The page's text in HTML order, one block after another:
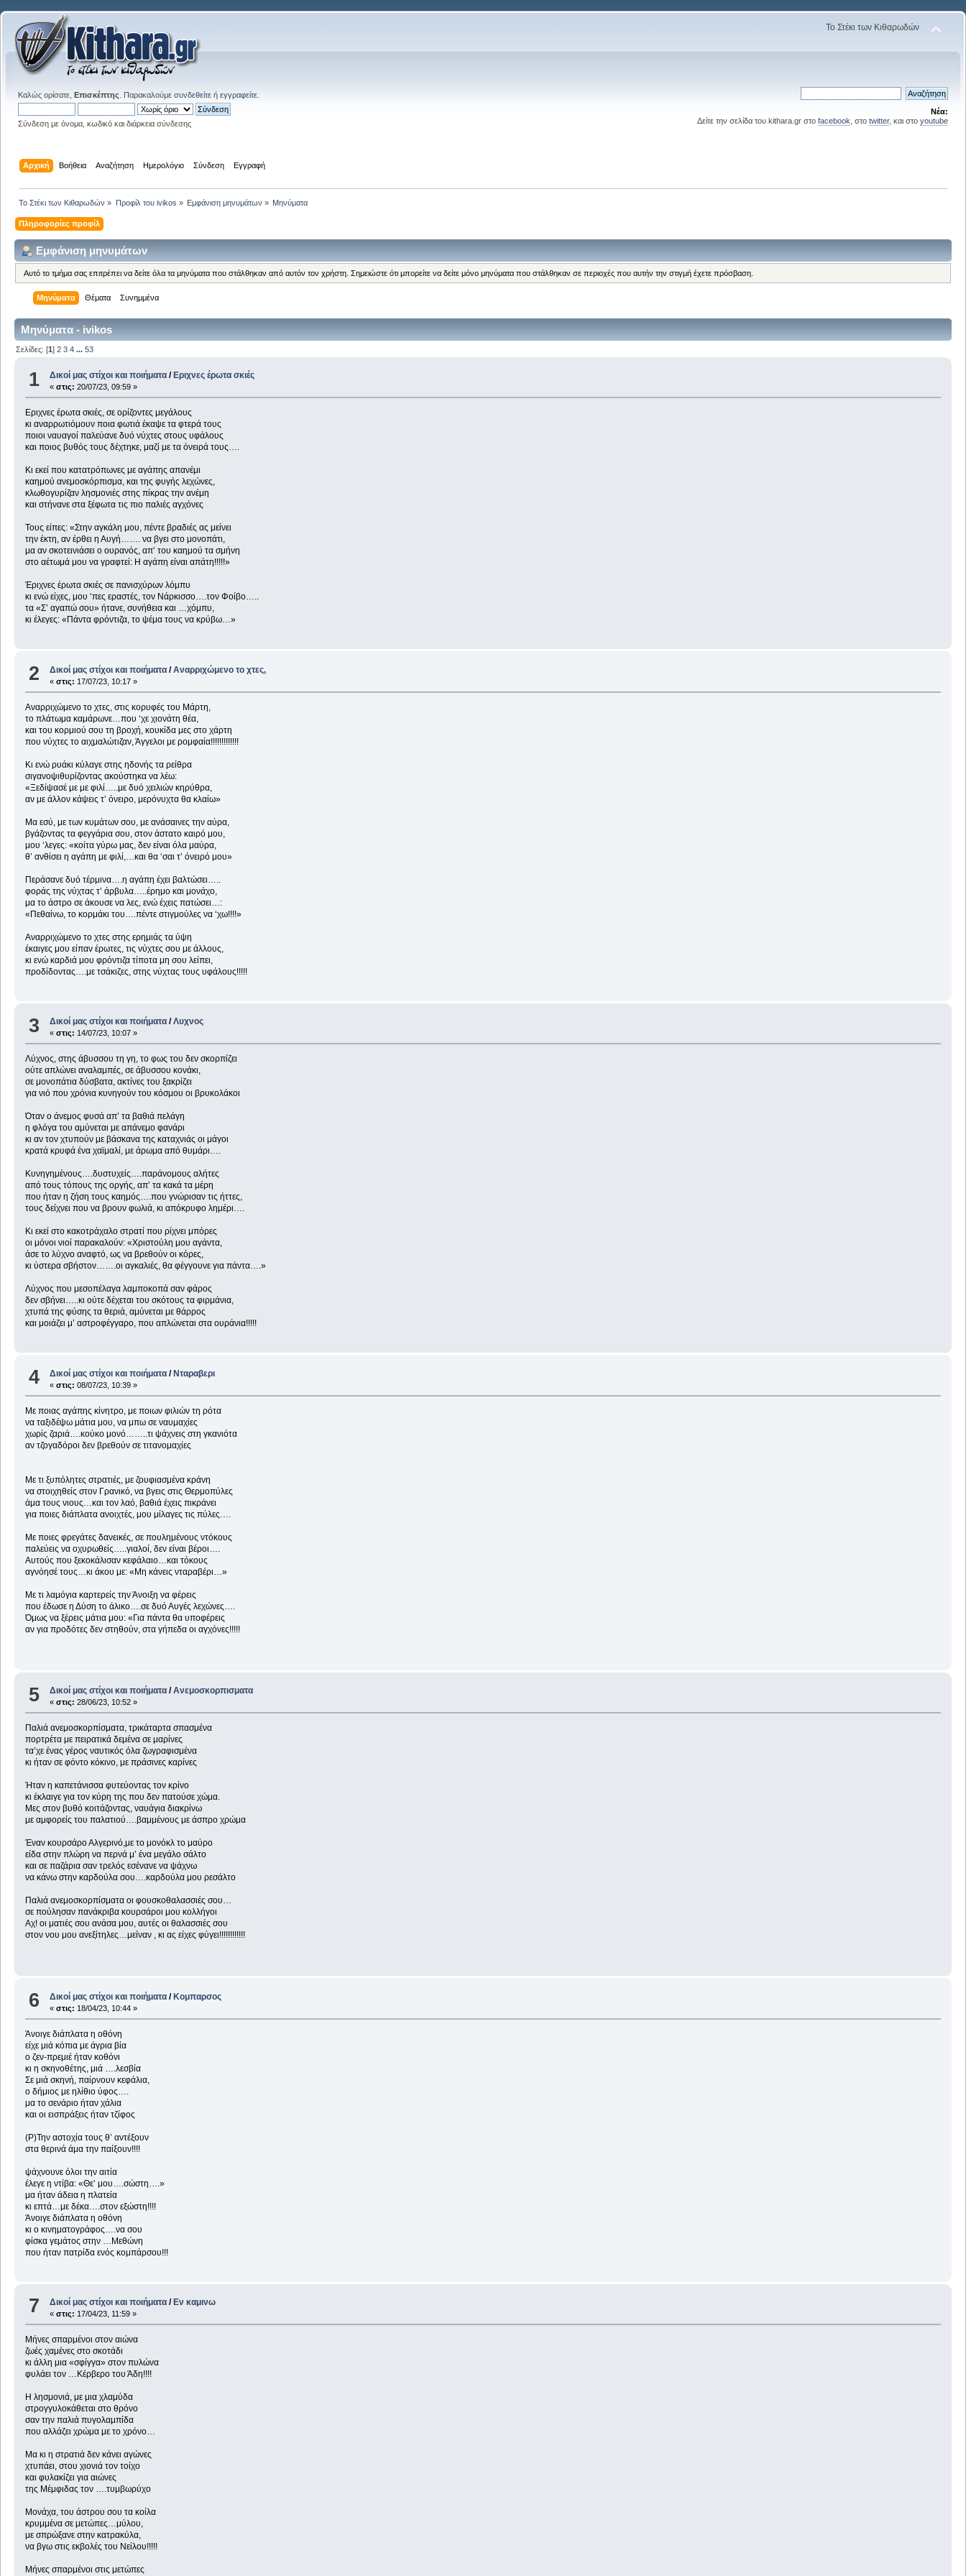
Το Στέκι των Κιθαρωδών
Καλώς ορίσατε, Επισκέπτης . Παρακαλούμε συνδεθείτε ή εγγραφείτε
Σύνδεση με όνομα, κωδικό και διάρκεια σύνδεσης
Νέα:
Δείτε την σελίδα του kithara.gr στο facebook , στο twitter, και στο youtube
Αρχική Βοήθεια Αναζήτηση Ημερολόγιο Σύνδεση Εγγραφή
Το Στέκι των Κιθαρωδών » Προφίλ του ivikos » Εμφάνιση μηνυμάτων » Μηνύματα
Πληροφορίες προφίλ
Εμφάνιση μηνυμάτων
Αυτό το τμήμα σας επιτρέπει να δείτε όλα τα μηνύματα που στάλθηκαν από αυτόν τον χρήστη. Σημειώστε ότι μπορείτε να δείτε μόνο μηνύματα που στάλθηκαν σε περιοχές που αυτήν την στιγμή έχετε πρόσβαση.
Μηνύματα Θέματα Συνημμένα
Μηνύματα - ivikos
Σελίδες: [1]2 3 4 ...53
1 Δικοί μας στίχοι και ποιήματα / Εριχνες έρωτα σκιές
«στις: 20/07/23, 09:59 »
Εριχνες έρωτα σκιές, σε ορίζοντες μεγάλους
κι αναρρωτιόμουν ποια φωτιά έκαψε τα φτερά τους
ποιοι ναυαγοί παλεύανε δυό νύχτες στους υφάλους
και ποιος βυθός τους δέχτηκε, μαζί με τα όνειρά τους….
Κι εκεί που κατατρόπωνες με αγάπης απανέμι
καημού ανεμοσκόρπισμα, και της φυγής λεχώνες,
κλωθογυρίζαν λησμονιές στης πίκρας την ανέμη
και στήνανε στα ξέφωτα τις πιο παλιές αγχόνες
Τους είπες: «Στην αγκάλη μου, πέντε βραδιές ας μείνει
την έκτη, αν έρθει η Αυγή……. να βγει στο μονοπάτι,
μα αν σκοτεινιάσει ο ουρανός, απ’ του καημού τα σμήνη
στο αέτωμά μου να γραφτεί: Η αγάπη είναι απάτη!!!!!»
Έριχνες έρωτα σκιές σε πανισχύρων λόμπυ
κι ενώ είχες, μου ‘πες εραστές, τον Νάρκισσο….τον Φοίβο…..
τα «Σ’ αγαπώ σου» ήτανε, συνήθεια και …χόμπυ,
κι έλεγες: «Πάντα φρόντιζα, το ψέμα τους να κρύβω…»
2 Δικοί μας στίχοι και ποιήματα /Αναρριχώμενο το χτες,
«στις: 17/07/23, 10:17 »
Αναρριχώμενο το χτες, στις κορυφές του Μάρτη,
το πλάτωμα καμάρωνε…που ‘χε χιονάτη θέα,
και του κορμιού σου τη βροχή, κουκίδα μες στο χάρτη
που νύχτες το αιχμαλώτιζαν, Άγγελοι με ρομφαία!!!!!!!!!!!!!
Κι ενώ ρυάκι κύλαγε στης ηδονής τα ρείθρα
σιγανοψιθυρίζοντας ακούστηκα να λέω:
«Ξεδίψασέ με με φιλί…..με δυό χειλιών κηρύθρα,
αν με άλλον κάψεις τ’ όνειρο, μερόνυχτα θα κλαίω»
Μα εσύ, με των κυμάτων σου, με ανάσαινες την αύρα,
βγάζοντας τα φεγγάρια σου, στον άστατο καιρό μου,
μου ‘λεγες: «κοίτα γύρω μας, δεν είναι όλα μαύρα,
θ’ ανθίσει η αγάπη με φιλί,…και θα ‘σαι τ’ όνειρό μου»
Περάσανε δυό τέρμινα….η αγάπη έχει βαλτώσει…..
φοράς της νύχτας τ’ άρβυλα…..έρημο και μονάχο,
μα το άστρο σε άκουσε να λες, ενώ έχεις πατώσει…:
«Πεθαίνω, το κορμάκι του….πέντε στιγμούλες να ‘χω!!!!»
Αναρριχώμενο το χτες στης ερημιάς τα ύψη
έκαιγες μου είπαν έρωτες, τις νύχτες σου με άλλους,
κι ενώ καρδιά μου φρόντιζα τίποτα μη σου λείπει,
προδίδοντας….με τσάκιζες, στης νύχτας τους υφάλους!!!!!
3 Δικοί μας στίχοι και ποιήματα /Λυχνος
«στις: 14/07/23, 10:07 »
Λύχνος, στης άβυσσου τη γη, το φως του δεν σκορπίζει
ούτε απλώνει αναλαμπές, σε άβυσσου κονάκι,
σε μονοπάτια δύσβατα, ακτίνες του ξακρίζει
για νιό που χρόνια κυνηγούν του κόσμου οι βρυκολάκοι
Όταν ο άνεμος φυσά απ’ τα βαθιά πελάγη
η φλόγα του αμύνεται με απάνεμο φανάρι
κι αν τον χτυπούν με βάσκανα της καταχνιάς οι μάγοι
κρατά κρυφά ένα χαϊμαλί, με άρωμα από θυμάρι….
Κυνηγημένους….δυστυχείς….παράνομους αλήτες
από τους τόπους της οργής, απ’ τα κακά τα μέρη
που ήταν η ζήση τους καημός….που γνώρισαν τις ήττες,
τους δείχνει που να βρουν φωλιά, κι απόκρυφο λημέρι….
Κι εκεί στο κακοτράχαλο στρατί που ρίχνει μπόρες
οι μόνοι νιοί παρακαλούν: «Χριστούλη μου αγάντα,
άσε το λύχνο αναφτό, ως να βρεθούν οι κόρες,
κι ύστερα σβήστον…….οι αγκαλιές, θα φέγγουνε για πάντα….»
Λύχνος που μεσοπέλαγα λαμποκοπά σαν φάρος
δεν σβήνει…..κι ούτε δέχεται του σκότους τα φιρμάνια,
χτυπά της φύσης τα θεριά, αμύνεται με θάρρος
και μοιάζει μ’ αστροφέγγαρο, που απλώνεται στα ουράνια!!!!!
4 Δικοί μας στίχοι και ποιήματα /Νταραβερι
«στις: 08/07/23, 10:39 »
Με ποιας αγάπης κίνητρο, με ποιων φιλιών τη ρότα
να ταξιδέψω μάτια μου, να μπω σε ναυμαχίες
χωρίς ζαριά….κούκο μονό……..τι ψάχνεις στη γκανιότα
αν τζογαδόροι δεν βρεθούν σε τιτανομαχίες
Με τι ξυπόλητες στρατιές, με ζουφιασμένα κράνη
να στοιχηθείς στον Γρανικό, να βγεις στις Θερμοπύλες
άμα τους νιους…και τον λαό, βαθιά έχεις πικράνει
για ποιες διάπλατα ανοιχτές, μου μίλαγες τις πύλες….
Με ποιες φρεγάτες δανεικές, σε πουλημένους ντόκους
παλεύεις να οχυρωθείς…..γιαλοί, δεν είναι βέροι….
Αυτούς που ξεκοκάλισαν κεφάλαιο…και τόκους
αγνόησέ τους…κι άκου με: «Μη κάνεις νταραβέρι…»
Με τι λαμόγια καρτερείς την Άνοιξη να φέρεις
που έδωσε η Δύση το άλικο….σε δυό Αυγές λεχώνες….
Όμως να ξέρεις μάτια μου: «Για πάντα θα υποφέρεις
αν για προδότες δεν στηθούν, στα γήπεδα οι αγχόνες!!!!!
5 Δικοί μας στίχοι και ποιήματα /Ανεμοσκορπισματα
«στις: 28/06/23, 10:52 »
Παλιά ανεμοσκορπίσματα, τρικάταρτα σπασμένα
πορτρέτα με πειρατικά δεμένα σε μαρίνες
τα’χε ένας γέρος ναυτικός όλα ζωγραφισμένα
κι ήταν σε φόντο κόκινο, με πράσινες καρίνες
Ήταν η καπετάνισσα φυτεύοντας τον κρίνο
κι έκλαιγε για τον κύρη της που δεν πατούσε χώμα.
Μες στον βυθό κοιτάζοντας, ναυάγια διακρίνω
με αμφορείς του παλατιού….βαμμένους με άσπρο χρώμα
Έναν κουρσάρο Αλγερινό,με το μονόκλ το μαύρο
είδα στην πλώρη να περνά μ’ ένα μεγάλο σάλτο
και σε παζάρια σαν τρελός εσένανε να ψάχνω
να κάνω στην καρδούλα σου….καρδούλα μου ρεσάλτο
Παλιά ανεμοσκορπίσματα οι φουσκοθαλασσιές σου…
σε πούλησαν πανάκριβα κουρσάροι μου κολλήγοι
Αχ! οι ματιές σου ανάσα μου, αυτές οι θαλασσιές σου
στον νου μου ανεξίτηλες…μείναν , κι ας είχες φύγει!!!!!!!!!!!!
6 Δικοί μας στίχοι και ποιήματα /Κομπαρσος
«στις: 18/04/23, 10:44 »
Άνοιγε διάπλατα η οθόνη
είχε μιά κόπια με άγρια βία
ο ζεν-πρεμιέ ήταν κοθόνι
κι η σκηνοθέτης, μιά ….λεσβία
Σε μιά σκηνή, παίρνουν κεφάλια,
ο δήμιος με ηλίθιο ύφος….
μα το σενάριο ήταν χάλια
και οι εισπράξεις ήταν τζίφος
(Ρ)Την αστοχία τους θ’ αντέξουν
στα θερινά άμα την παίξουν!!!!
ψάχνουνε όλοι την αιτία
έλεγε η ντίβα: «Θε’ μου….σώστη….»
μα ήταν άδεια η πλατεία
κι επτά…με δέκα….στον εξώστη!!!!
Άνοιγε διάπλατα η οθόνη
κι ο κινηματογράφος….να σου
φίσκα γεμάτος στην …Μεθώνη
που ήταν πατρίδα ενός κομπάρσου!!!
7 Δικοί μας στίχοι και ποιήματα / Εν καμινω
«στις: 17/04/23, 11:59 »
Μήνες σπαρμένοι στον αιώνα
ζωές χαμένες στο σκοτάδι
κι άλλη μια «σφίγγα» στον πυλώνα
φυλάει τον …Κέρβερο του Άδη!!!!
Η λησμονιά, με μια χλαμύδα
στρογγυλοκάθεται στο θρόνο
σαν την παλιά πυγολαμπίδα
που αλλάζει χρώμα με το χρόνο…
Μα κι η στρατιά δεν κάνει αγώνες
χτυπάει, στου χιονιά τον τοίχο
και φυλακίζει για αιώνες
της Μέμφιδας τον ….τυμβωρύχο
Μονάχα, του άστρου σου τα κοίλα
κρυμμένα σε μετώπες…μύλου,
με σπρώξανε στην κατρακύλα,
να βγω στις εκβολές του Νείλου!!!!!
Μήνες σπαρμένοι στις μετώπες